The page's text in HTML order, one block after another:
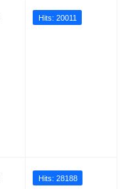
Hits: 20011
Hits: 28188